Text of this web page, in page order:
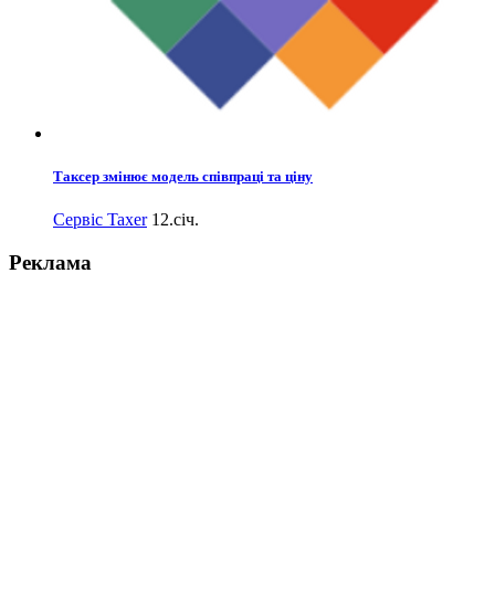
Таксер змінює модель співпраці та ціну
Сервіс Taxer 12.січ.
Реклама